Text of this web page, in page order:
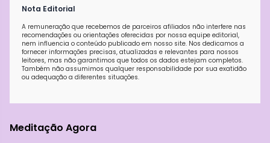
Nota Editorial
A remuneração que recebemos de parceiros afiliados não interfere nas
recomendações ou orientações oferecidas por nossa equipe editorial,
nem influencia o conteúdo publicado em nosso site. Nos dedicamos a
fornecer informações precisas, atualizadas e relevantes para nossos
leitores, mas não garantimos que todos os dados estejam completos.
Também não assumimos qualquer responsabilidade por sua exatidão
ou adequação a diferentes situações.
Meditação Agora